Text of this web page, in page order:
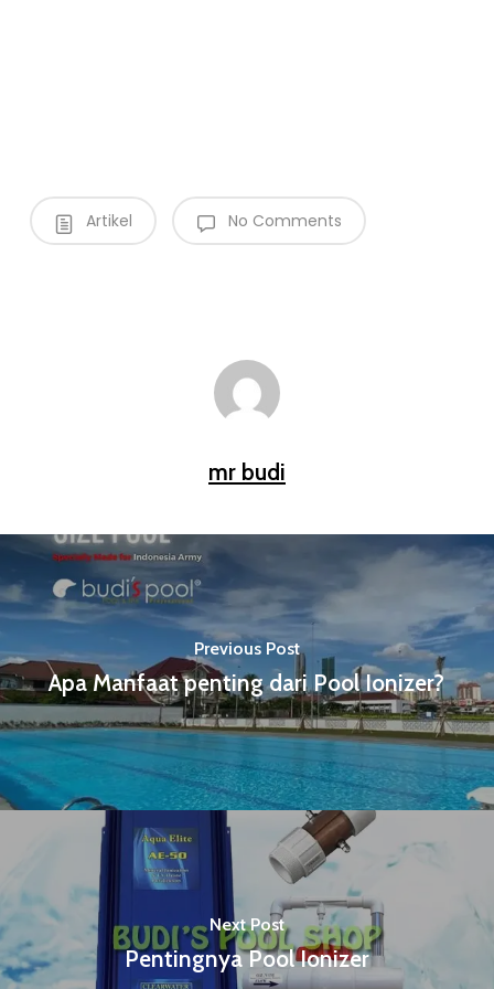
Artikel No Comments
mr budi
Previous Post
Apa Manfaat penting dari Pool Ionizer?
Next Post
Pentingnya Pool Ionizer